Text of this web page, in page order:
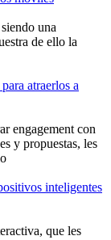
una
de ello la
atraerlos a
engagement con
y propuestas, les
inteligentes
que les